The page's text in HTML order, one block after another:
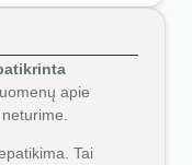
apie
Tai